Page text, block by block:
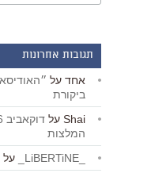
תגובות אחרונות
אחד על
ביקורת
Shai על
המלצות
על